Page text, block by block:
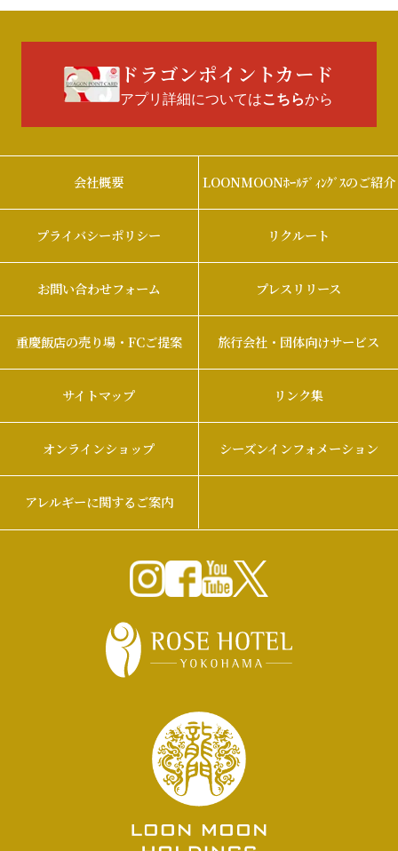
ドラゴンポイントカード
アプリ詳細についてはこちらから
会社概要 LOONMOONﾎｰﾙﾃﾞｨﾝｸﾞｽのご紹介
プライバシーポリシー リクルート
お問い合わせフォーム プレスリリース
重慶飯店の売り場・FCご提案 旅行会社・団体向けサービス
サイトマップ リンク集
オンラインショップ シーズンインフォメーション
アレルギーに関するご案内